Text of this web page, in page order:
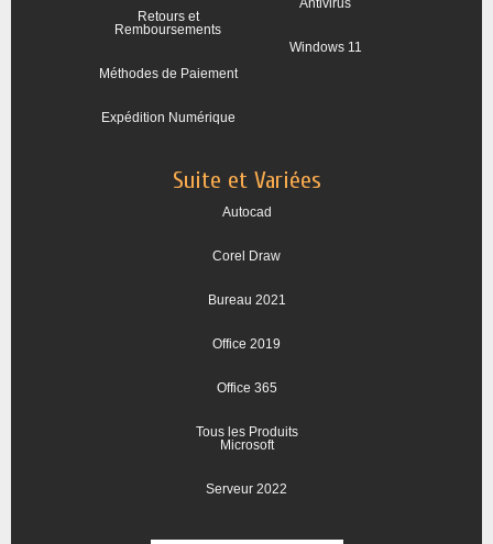
Retours et
Remboursements
Méthodes de Paiement
Expédition Numérique
Antivirus
Windows 11
Suite et Variées
Autocad
Corel Draw
Bureau 2021
Office 2019
Office 365
Tous les Produits
Microsoft
Serveur 2022